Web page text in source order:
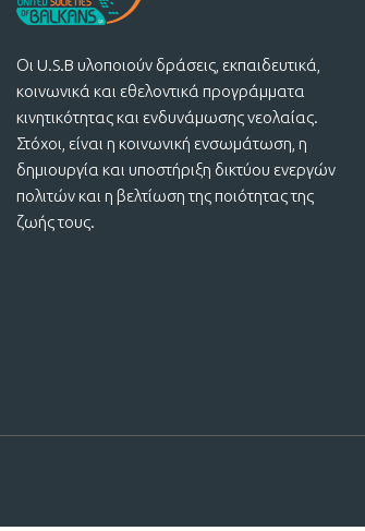
Οι U.S.B υλοποιούν δράσεις, εκπαιδευτικά,
κοινωνικά και εθελοντικά προγράμματα
κινητικότητας και ενδυνάμωσης νεολαίας.
Στόχοι, είναι η κοινωνική ενσωμάτωση, η
δημιουργία και υποστήριξη δικτύου ενεργών
πολιτών και η βελτίωση της ποιότητας της
ζωής τους.